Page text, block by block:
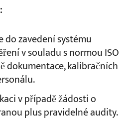
do zavedení systému
v souladu s normou ISO
dokumentace, kalibračních
v případě žádosti o
plus pravidelné audity.